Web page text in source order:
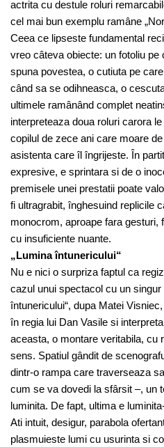
actrita cu destule roluri
cel mai bun exemplu ramâne
Ceea ce lipseste fundamental
vreo câteva obiecte: un fotoliu
spuna povestea, o cutiuta pe
când sa se odihneasca, o
ultimele ramânând complet
interpreteaza doua roluri carora
copilul de zece ani care moare
asistenta care îl îngrijeste. În
expresive, e sprintara si de o
premisele unei prestatii poate
fi ultragrabit, înghesuind replicile
monocrom, aproape fara
cu insuficiente nuante.
„Lumina întunericului“
Nu e nici o surpriza faptul ca
cazul unui spectacol cu un singur
întunericului“, dupa Matei
în regia lui Dan Vasile si
aceasta, o montare veritabila,
sens. Spatiul gândit de
dintr-o rampa care traverseaza
cum se va dovedi la sfârsit –, un
luminita. De fapt, ultima e
Ati intuit, desigur, parabola
plasmuieste lumi cu usurinta si